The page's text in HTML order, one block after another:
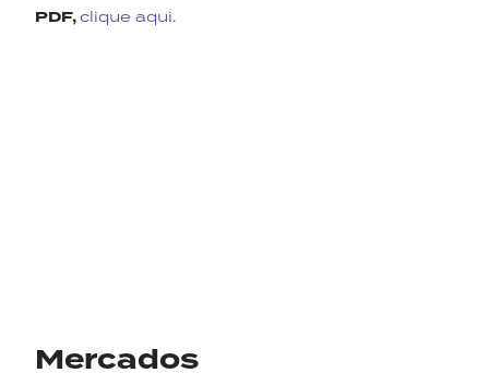
PDF,clique aqui.
Mercados